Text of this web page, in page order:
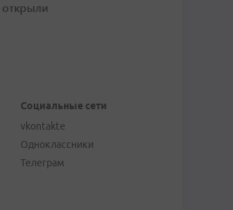
Социальные сети
vkontakte
Одноклассники
Телеграм